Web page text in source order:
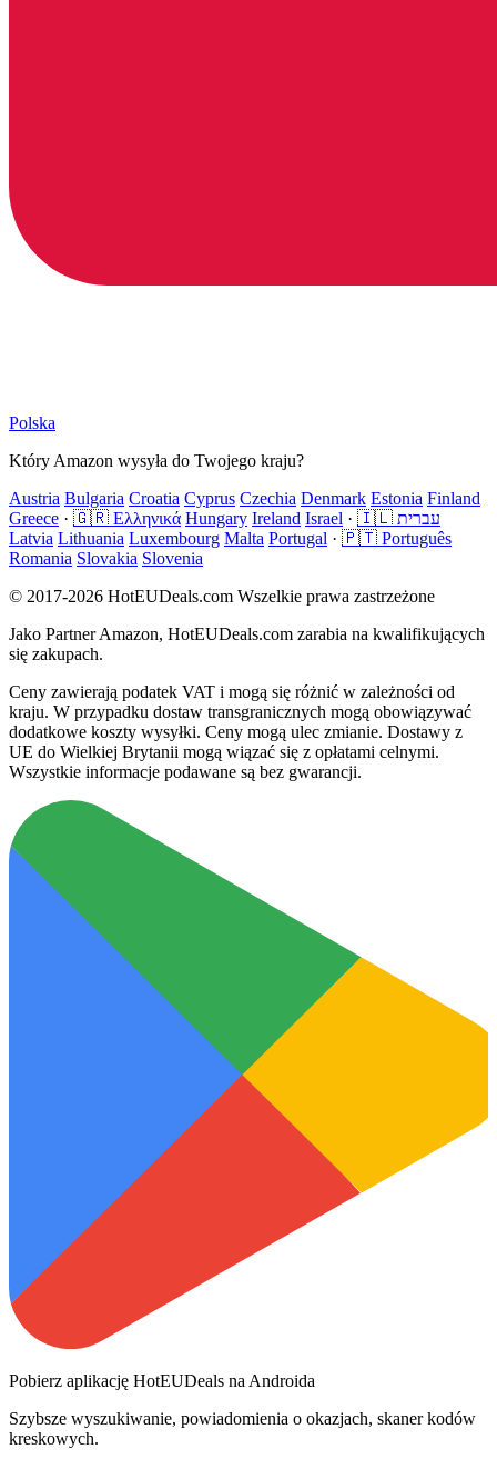
Polska
Który Amazon wysyła do Twojego kraju?
Austria Bulgaria Croatia Cyprus Czechia Denmark Estonia Finland
Greece · 🇬🇷 Ελληνικά Hungary Ireland Israel ·
🇮🇱 עברית
Latvia Lithuania Luxembourg Malta Portugal · 🇵🇹 Português
Romania Slovakia Slovenia
© 2017-2026 HotEUDeals.com Wszelkie prawa zastrzeżone
Jako Partner Amazon, HotEUDeals.com zarabia na kwalifikujących
się zakupach.
Ceny zawierają podatek VAT i mogą się różnić w zależności od
kraju. W przypadku dostaw transgranicznych mogą obowiązywać
dodatkowe koszty wysyłki. Ceny mogą ulec zmianie. Dostawy z
UE do Wielkiej Brytanii mogą wiązać się z opłatami celnymi.
Wszystkie informacje podawane są bez gwarancji.
Pobierz aplikację HotEUDeals na Androida
Szybsze wyszukiwanie, powiadomienia o okazjach, skaner kodów
kreskowych.